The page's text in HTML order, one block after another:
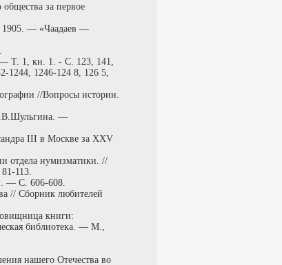
за первое
1905. — «Чаадаев —
Т. 1, кн. 1. - С. 123, 141,
1244, 1246-124 8, 126 5,
//Вопросы истории.
—
III в Москве за XXV
отдела нумизматики. //
113.
— С. 606-608.
// Сборник любителей
книги:
библиотека. — М.,
нашего Отечества во